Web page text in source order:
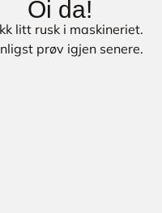
Oi da!
litt rusk i maskineriet.
prøv igjen senere.